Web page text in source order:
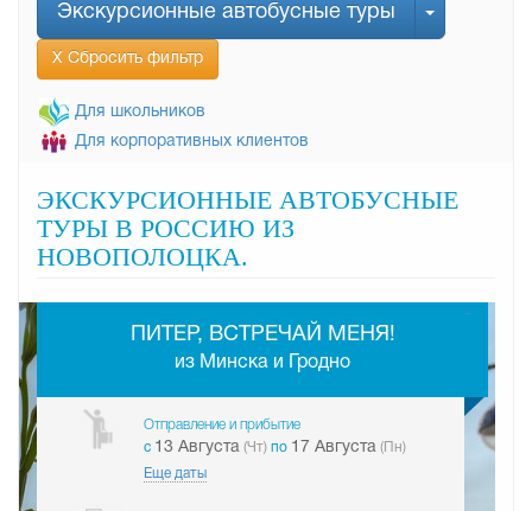
Экскурсионные автобусные туры
Х Сбросить фильтр
Для школьников
Для корпоративных клиентов
ЭКСКУРСИОННЫЕ АВТОБУСНЫЕ
ТУРЫ В РОССИЮ ИЗ
НОВОПОЛОЦКА.
ПИТЕР, ВСТРЕЧАЙ МЕНЯ!
из Минска и Гродно
Отправление и прибытие
c 13 Августа (Чт) по 17 Августа (Пн)
Еще даты
-